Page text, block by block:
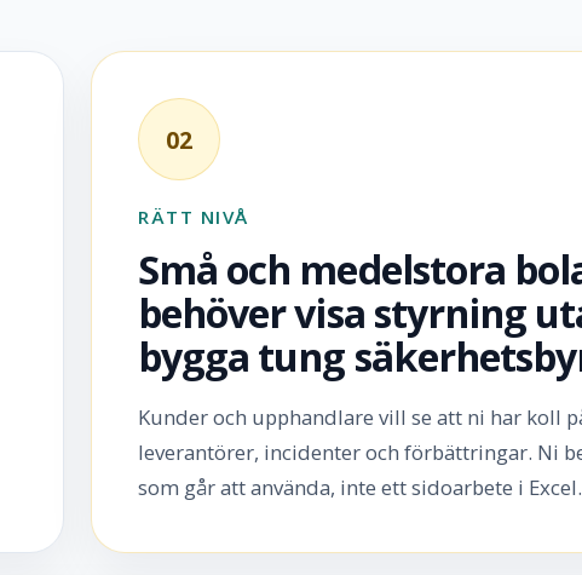
02
RÄTT NIVÅ
Små och medelstora
behöver visa styrning
bygga tung
Kunder och upphandlare vill se att ni har koll
leverantörer, incidenter och förbättringar. Ni
som går att använda, inte ett sidoarbete i Excel.